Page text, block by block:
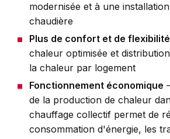
modernisée et à une
chaudière
Plus de confort et de flexibilité
chaleur optimisée et
la chaleur par logement
Fonctionnement économique
de la production de chaleur
chauffage collectif permet de
consommation d'énergie, les